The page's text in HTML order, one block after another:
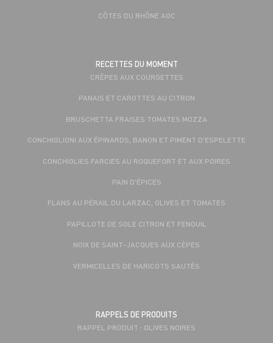
CÔTES DU RHÔNE AOC
RECETTES DU MOMENT
CRÊPES AUX COURGETTES
PANAIS ET CAROTTES AU CITRON
BRUSCHETTA FRAISES TOMATES MOZZA
CONCHIGLIONI AUX ÉPINARDS, BANON ET PIMENT D’ESPELETTE
CONCHIGLIES FARCIES AU ROQUEFORT ET AUX POIRES
PAIN D'ÉPICES
FLANS AU PÉRAIL DU LARZAC, OLIVES ET TOMATES
PAPILLOTE DE SOLE CITRON ET FENOUIL
NOIX DE SAINT-JACQUES AUX CÈPES
VERMICELLES DE HARICOTS SAUTÉS
RAPPELS DE PRODUITS
RAPPEL PRODUIT : OLIVES NOIRES